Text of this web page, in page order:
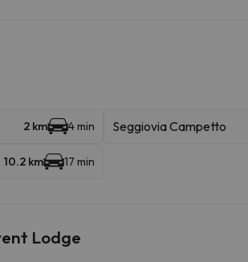
2 km 4 min Seggiovia Campetto
10.2 km 17 min
Lodge